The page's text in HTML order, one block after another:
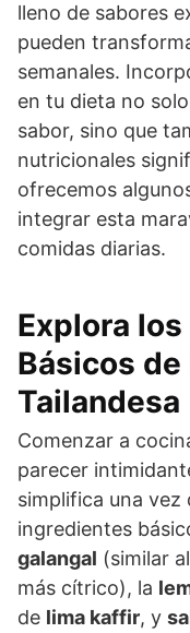
lleno de sabores
pueden
semanales.
en tu dieta no
sabor, sino que
nutricionales
ofrecemos
integrar esta
comidas diarias.
Explora
Básicos de
Tailandesa
Comenzar a
parecer
simplifica una vez
ingredientes
galangal (similar
más cítrico), la
de lima kaffir, y